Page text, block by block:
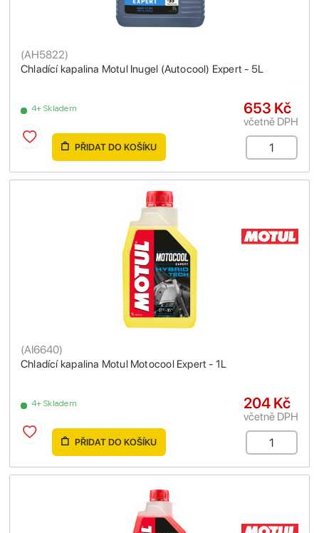
Chladící kapalina Motul Inugel (Autocool) Expert - 5L
(AH5822)
4+ Skladem 653 Kč
včetně DPH
PŘIDAT DO KOŠÍKU
Chladící kapalina Motul Motocool Expert - 1L
(AI6640)
4+ Skladem 204 Kč
včetně DPH
PŘIDAT DO KOŠÍKU